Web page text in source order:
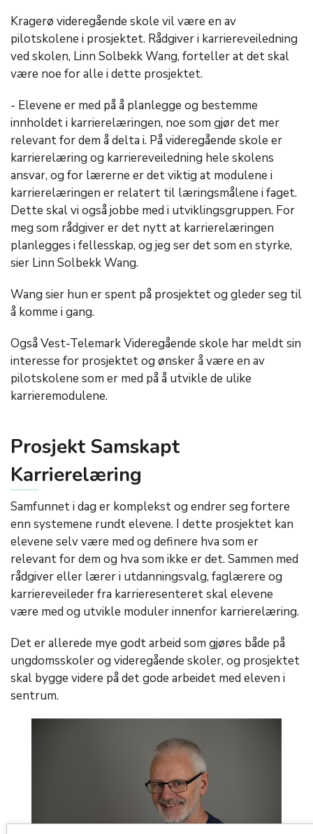
Kragerø videregående skole vil være en av
pilotskolene i prosjektet. Rådgiver i karriereveiledning
ved skolen, Linn Solbekk Wang, forteller at det skal
være noe for alle i dette prosjektet.
- Elevene er med på å planlegge og bestemme
innholdet i karrierelæringen, noe som gjør det mer
relevant for dem å delta i. På videregående skole er
karrierelæring og karriereveiledning hele skolens
ansvar, og for lærerne er det viktig at modulene i
karrierelæringen er relatert til læringsmålene i faget.
Dette skal vi også jobbe med i utviklingsgruppen. For
meg som rådgiver er det nytt at karrierelæringen
planlegges i fellesskap, og jeg ser det som en styrke,
sier Linn Solbekk Wang.
Wang sier hun er spent på prosjektet og gleder seg til
å komme i gang.
Også Vest-Telemark Videregående skole har meldt sin
interesse for prosjektet og ønsker å være en av
pilotskolene som er med på å utvikle de ulike
karrieremodulene.
Prosjekt Samskapt
Karrierelæring
Samfunnet i dag er komplekst og endrer seg fortere
enn systemene rundt elevene. I dette prosjektet kan
elevene selv være med og definere hva som er
relevant for dem og hva som ikke er det. Sammen med
rådgiver eller lærer i utdanningsvalg, faglærere og
karriereveileder fra karrieresenteret skal elevene
være med og utvikle moduler innenfor karrierelæring.
Det er allerede mye godt arbeid som gjøres både på
ungdomsskoler og videregående skoler, og prosjektet
skal bygge videre på det gode arbeidet med eleven i
sentrum.